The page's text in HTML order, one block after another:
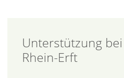
Unterstützung
Rhein-Erft